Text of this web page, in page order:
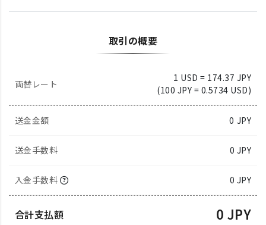
取引の概要
両替レート
1 USD = 174.37 JPY
(100 JPY = 0.5734 USD)
送金金額 0 JPY
送金手数料 0 JPY
入金手数料 0 JPY
合計支払額 0 JPY